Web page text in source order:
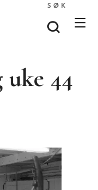
SØK
44